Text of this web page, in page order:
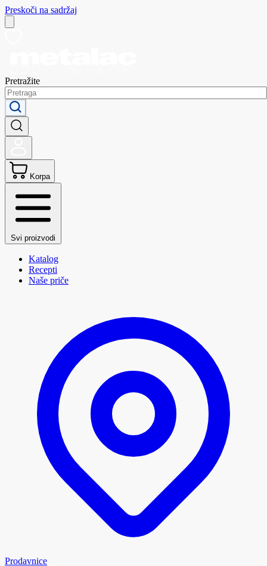
Preskoči na sadržaj
Pretražite
Korpa
Svi proizvodi
Katalog
Recepti
Naše priče
Prodavnice